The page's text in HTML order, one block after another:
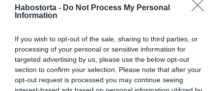
Habostorta - Do Not Process My Personal
Information
If you wish to opt-out of the sale, sharing to third parties, or
processing of your personal or sensitive information for
targeted advertising by us, please use the below opt-out
section to confirm your selection. Please note that after your
opt-out request is processed you may continue seeing
– Nekem csodálatos szülésem volt, annyira akartuk ezt a
kislányt, gyönyörűen ment minden. De amikor
értelemben, hogy az a nő meg férfi soha többé nem lesz
kettesben. Ebben van egy veszteség tulajdonképpen,
minden más lesz, és újjá kell születni. Ilyenkor felmerül a
kérdés, hogy az a nő meg férfi a mama és papa
státuszban is azt jelenti-e a másiknak, mint korábban. Mi
abban az időszakban nem figyeltünk egymásra eléggé.